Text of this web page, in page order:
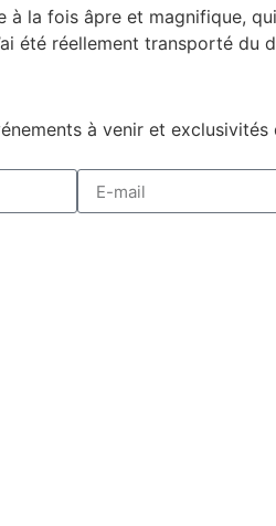
à la fois âpre et magnifique,
été réellement transporté du
à venir et exclusivités